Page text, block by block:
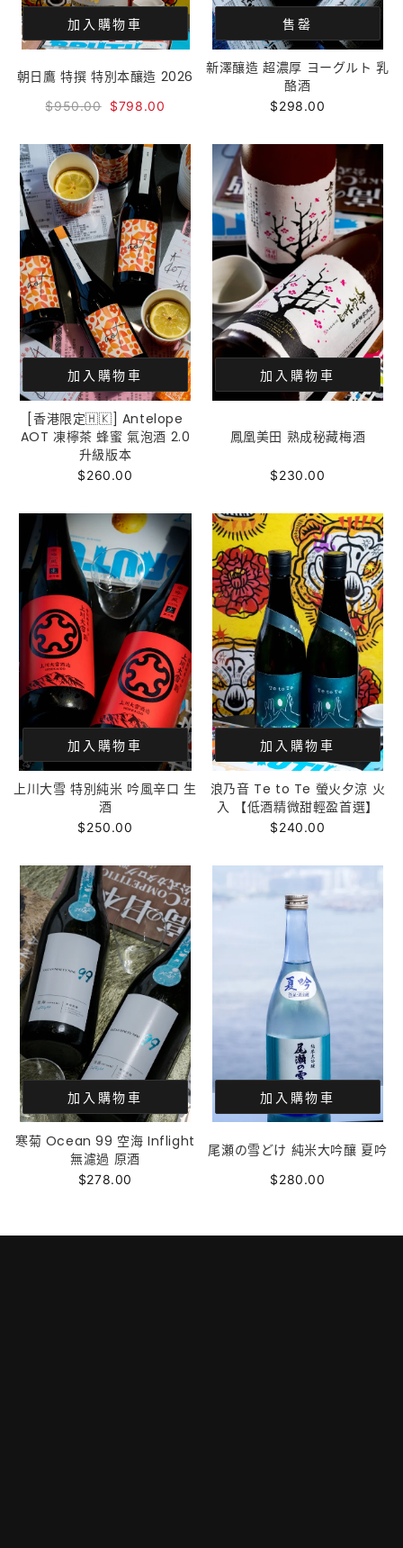
加入購物車
朝日鷹 特撰 特別本釀造 2026
$950.00 $798.00
售罄
新澤釀造 超濃厚 ヨーグルト 乳
酪酒
$298.00
加入購物車
[香港限定🇭🇰] Antelope
AOT 凍檸茶 蜂蜜 氣泡酒 2.0
升級版本
$260.00
加入購物車
鳳凰美田 熟成秘藏梅酒
$230.00
加入購物車
上川大雪 特別純米 吟風辛口 生
酒
$250.00
加入購物車
浪乃音 Te to Te 螢火夕涼 火
入 【低酒精微甜輕盈首選】
$240.00
加入購物車
寒菊 Ocean 99 空海 Inflight
無濾過 原酒
$278.00
加入購物車
尾瀬の雪どけ 純米大吟釀 夏吟
$280.00